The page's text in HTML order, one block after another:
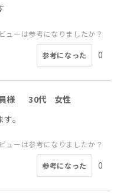
ューは参考になりましたか？
参考になった 0
様 30代
女性
。
ューは参考になりましたか？
参考になった 0